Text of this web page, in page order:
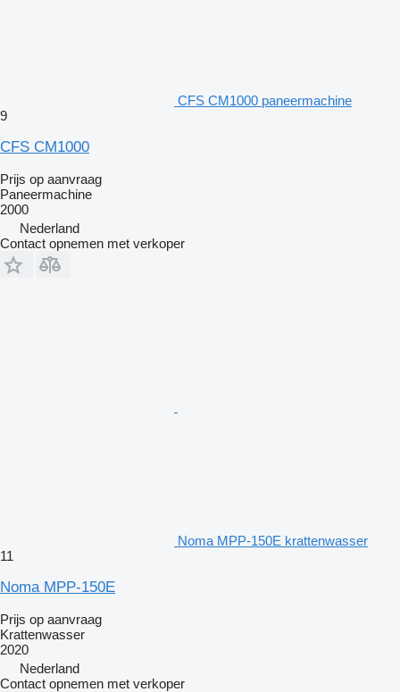
CFS CM1000 paneermachine
9
CFS CM1000
Prijs op aanvraag
Paneermachine
2000
Nederland
Contact opnemen met verkoper
Noma MPP-150E krattenwasser
11
Noma MPP-150E
Prijs op aanvraag
Krattenwasser
2020
Nederland
Contact opnemen met verkoper